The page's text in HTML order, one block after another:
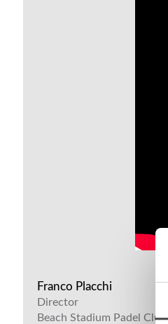
Franco Placchi
Director
Beach Stadium Padel Club